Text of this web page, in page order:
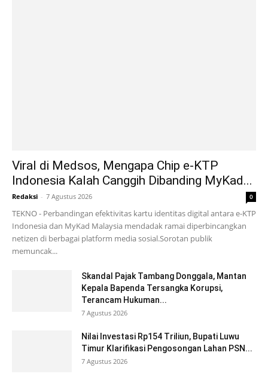
Viral di Medsos, Mengapa Chip e-KTP
Indonesia Kalah Canggih Dibanding MyKad...
Redaksi - 7 Agustus 2026 0
TEKNO - Perbandingan efektivitas kartu identitas digital antara e-KTP
Indonesia dan MyKad Malaysia mendadak ramai diperbincangkan
netizen di berbagai platform media sosial.Sorotan publik
memuncak...
Skandal Pajak Tambang Donggala, Mantan
Kepala Bapenda Tersangka Korupsi,
Terancam Hukuman...
7 Agustus 2026
Nilai Investasi Rp154 Triliun, Bupati Luwu
Timur Klarifikasi Pengosongan Lahan PSN...
7 Agustus 2026